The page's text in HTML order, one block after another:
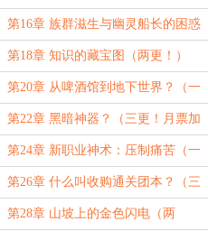
第16章 族群滋生与幽灵船长的困惑
（四更！月票加更4/6）
第18章 知识的藏宝图（两更！）
第20章 从啤酒馆到地下世界？（一
更！）
第22章 黑暗神器？（三更！月票加
更6/8）
第24章 新职业神术：压制痛苦（一
更！）
第26章 什么叫收购通关团本？（三
更！月票加更8/8）
第28章 山坡上的金色闪电（两